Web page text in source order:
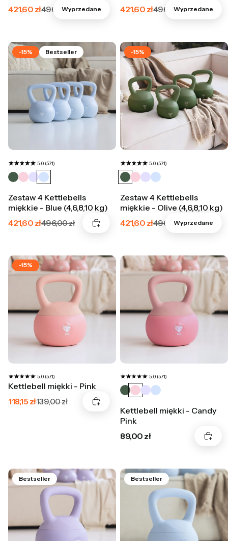
Cena promocyjna
421,60 zł496,00 złWyprzedane
Cena promocyjna
421,60 zł496,00 złWyprzedane
-15% Bestseller
5.0 (571)
Zestaw 4 Kettlebells
miękkie - Blue (4,6,8,10 kg)
Cena promocyjna
421,60 zł496,00 zł
-15%
5.0 (571)
Zestaw 4 Kettlebells
miękkie - Olive (4,6,8,10 kg)
Cena promocyjna
421,60 zł496,00 złWyprzedane
-15%
5.0 (571)
Kettlebell miękki - Pink
Cena promocyjna
118,15 zł139,00 zł
5.0 (571)
Kettlebell miękki - Candy
Pink
Cena
89,00 zł
Bestseller Bestseller